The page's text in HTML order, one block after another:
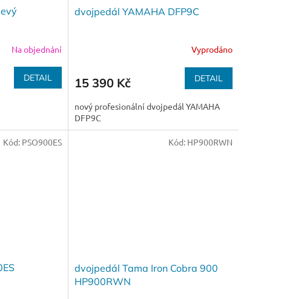
Na objednání
DETAIL
dvojpedál YAMAHA DFP9C
Vyprodáno
15 390 Kč DETAIL
nový profesionální dvojpedál YAMAHA
DFP9C
Kód: PSO900ES
dvojpedál Tama Iron Cobra 900
HP900RWN
Kód: HP900RWN